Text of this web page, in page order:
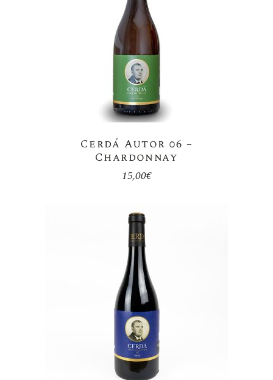
Cerdá Autor 06 –
Chardonnay
15,00€